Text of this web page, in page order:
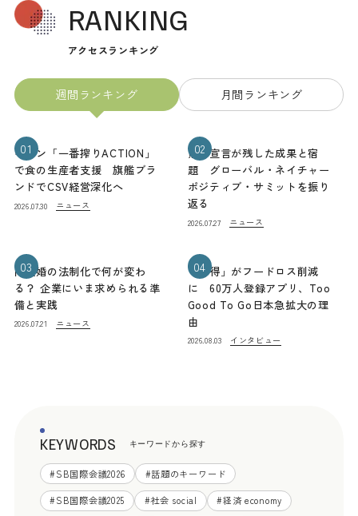
RANKING
アクセスランキング
週間ランキング 月間ランキング
01
キリン「一番搾りACTION」
で食の生産者支援 旗艦ブラ
ンドでCSV経営深化へ
2026.07.30 ニュース
02
熊本宣言が残した成果と宿
題 グローバル・ネイチャー
ポジティブ・サミットを振り
返る
2026.07.27 ニュース
03
同性婚の法制化で何が変わ
る？ 企業にいま求められる準
備と実践
2026.07.21 ニュース
04
「お得」がフードロス削減
に 60万人登録アプリ、Too
Good To Go日本急拡大の理
由
2026.08.03 インタビュー
KEYWORDS キーワードから探す
#SB国際会議2026 #話題のキーワード
#SB国際会議2025 #社会 social #経済 economy